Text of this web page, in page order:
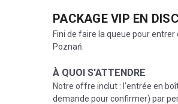
PACKAGE VIP EN
Fini de faire la queue pour
Poznań.
À QUOI S'ATTENDRE
Notre offre inclut : l'entrée en
demande pour confirmer) par